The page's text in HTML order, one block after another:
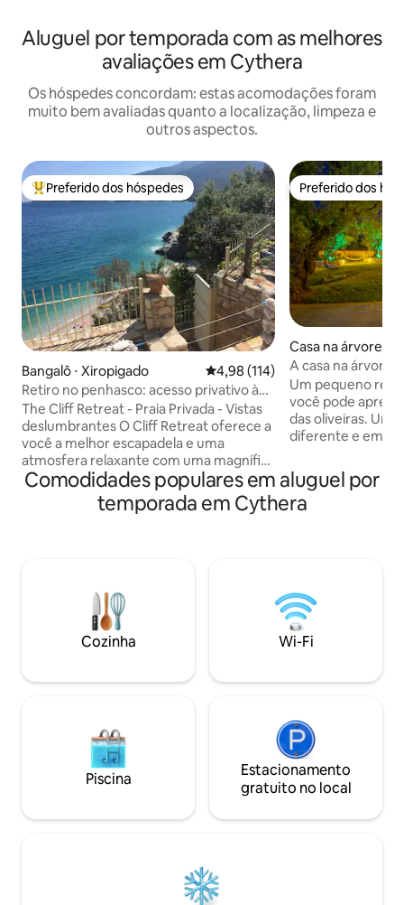
Aluguel por temporada com as melhores
avaliações em Cythera
Os hóspedes concordam: estas acomodações foram
muito bem avaliadas quanto a localização, limpeza e
outros aspectos.
Entre os melhores preferidos dos hóspedes
Preferido dos hóspedes
Bangalô ⋅ Xiropigado 4,98 de uma avaliação média de
4,98 (114)
Retiro no penhasco: acesso privativo à
praia e vista para o mar
The Cliff Retreat - Praia Privada - Vistas
deslumbrantes O Cliff Retreat oferece a
você a melhor escapadela e uma
atmosfera relaxante com uma magnífica
vista de 180 graus do Golfo Argólico.
Uma experiência completamente única,
caminhe por degraus esculpidos em
com os sons rítmicos das ondas a poucos
metros abaixo. Um lugar ideal para
famílias com crianças ou fins de semana
românticos.
Preferido dos
Preferido dos
Casa na árvore ⋅
A casa na árvore
Um pequeno
você pode
das oliveiras.
diferente e
sensação de
tonificada, tons
para reviver a
quentes e
tensão e
Comodidades populares em aluguel por
temporada em Cythera
Cozinha Wi-Fi
Piscina
Estacionamento
gratuito no local